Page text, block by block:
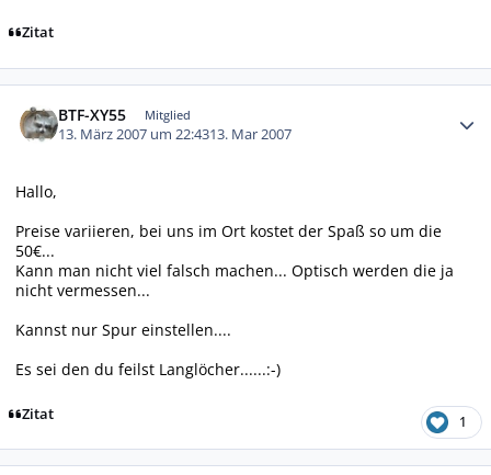
Zitat
BTF-XY55 Mitglied
13. März 2007 um 22:4313. Mar 2007
Hallo,
Preise variieren, bei uns im Ort kostet der Spaß so um die
50€...
Kann man nicht viel falsch machen... Optisch werden die ja
nicht vermessen...
Kannst nur Spur einstellen....
Es sei den du feilst Langlöcher......:-)
Zitat 1